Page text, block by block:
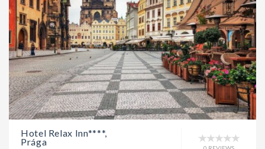
Hotel Relax Inn****,
Prága